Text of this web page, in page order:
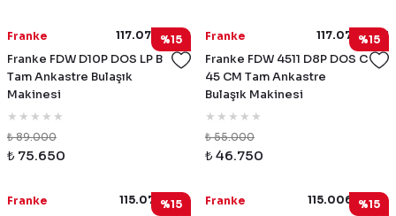
%15
Franke 117.0747.492
Franke FDW D10P DOS LP B
Tam Ankastre Bulaşık
Makinesi
₺ 89.000
₺ 75.650
%15
Franke 117.0747.491
Franke FDW 4511 D8P DOS C
45 CM Tam Ankastre
Bulaşık Makinesi
₺ 55.000
₺ 46.750
%15
Franke 115.0741.724 %15
Franke 115.0060.360